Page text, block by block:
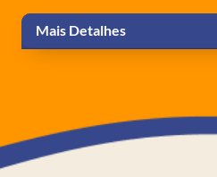
Mais Detalhes